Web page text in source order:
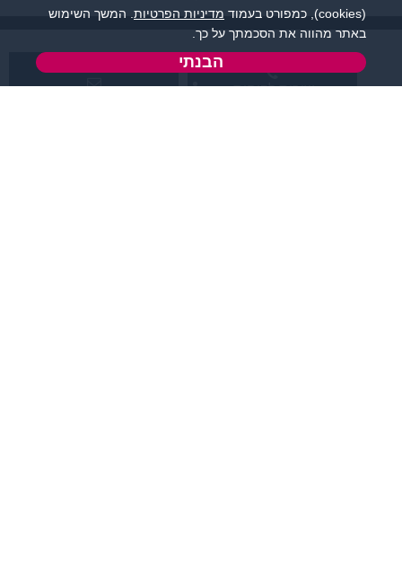
שירות לקוחות:
(cookies), כמפורט בעמוד
מדיניות הפרטיות . המשך השימוש
באתר מהווה את הסכמתך על כך.
הבנתי